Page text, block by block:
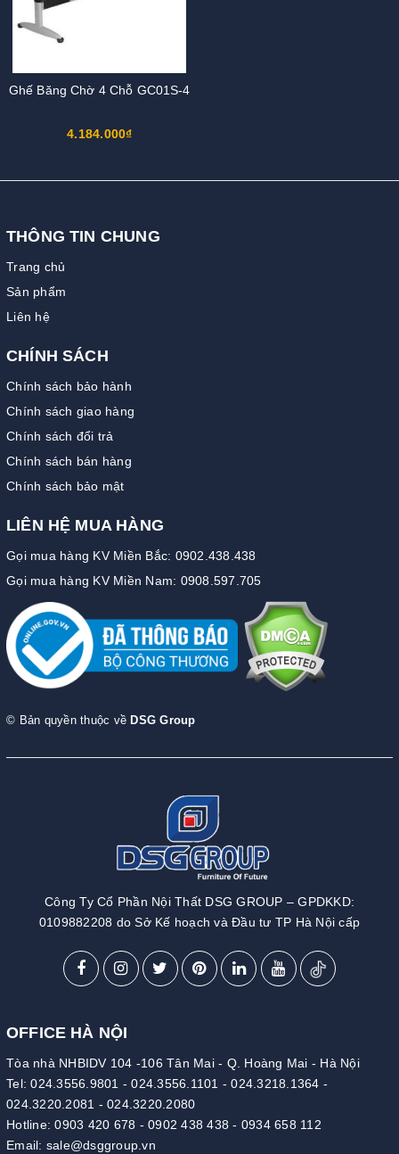
Ghế Băng Chờ 4 Chỗ GC01S-4
4.184.000₫
THÔNG TIN CHUNG
Trang chủ
Sản phẩm
Liên hệ
CHÍNH SÁCH
Chính sách bảo hành
Chính sách giao hàng
Chính sách đổi trả
Chính sách bán hàng
Chính sách bảo mật
LIÊN HỆ MUA HÀNG
Gọi mua hàng KV Miền Bắc: 0902.438.438
Gọi mua hàng KV Miền Nam: 0908.597.705
© Bản quyền thuộc về DSG Group
Công Ty Cổ Phần Nội Thất DSG GROUP – GPDKKD:
0109882208 do Sở Kế hoạch và Đầu tư TP Hà Nội cấp
OFFICE HÀ NỘI
Tòa nhà NHBIDV 104 -106 Tân Mai - Q. Hoàng Mai - Hà Nội
Tel:024.3556.9801 -024.3556.1101 -024.3218.1364 -
024.3220.2081 - 024.3220.2080
Hotline:0903 420 678 - 0902 438 438 - 0934 658 112
Email: sale@dsggroup.vn